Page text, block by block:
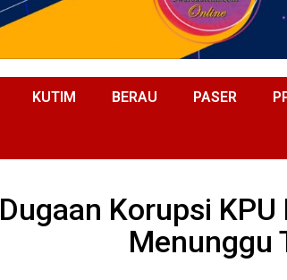
KUTIM BERAU PASER
Dugaan Korupsi
Menunggu